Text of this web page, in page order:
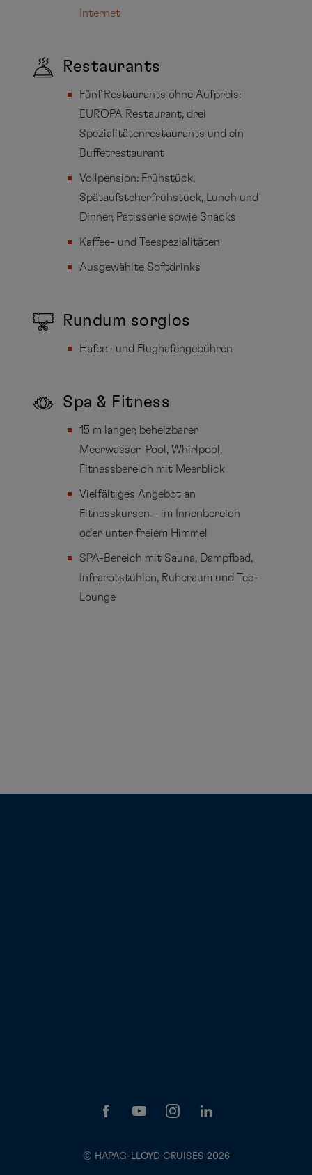
Internet
Restaurants
Fünf Restaurants ohne Aufpreis:
EUROPA Restaurant, drei
Spezialitätenrestaurants und ein
Buffetrestaurant
Vollpension: Frühstück,
Spätaufsteherfrühstück, Lunch und
Dinner, Patisserie sowie Snacks
Kaffee- und Teespezialitäten
Ausgewählte Softdrinks
Rundum sorglos
Hafen- und Flughafengebühren
Spa & Fitness
15 m langer, beheizbarer
Meerwasser-Pool, Whirlpool,
Fitnessbereich mit Meerblick
Vielfältiges Angebot an
Fitnesskursen – im Innenbereich
oder unter freiem Himmel
SPA-Bereich mit Sauna, Dampfbad,
Infrarotstühlen, Ruheraum und Tee-
Lounge
© HAPAG-LLOYD CRUISES 2026